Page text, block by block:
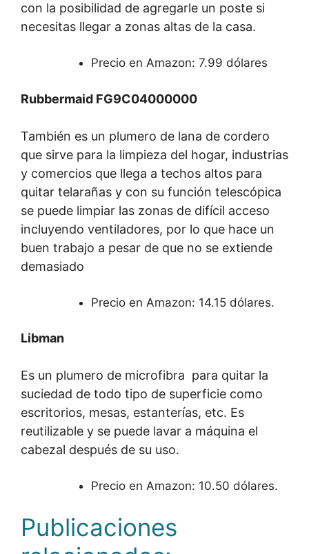
con la posibilidad de agregarle un poste si
necesitas llegar a zonas altas de la casa.
Precio en Amazon: 7.99 dólares
Rubbermaid FG9C04000000
También es un plumero de lana de cordero
que sirve para la limpieza del hogar, industrias
y comercios que llega a techos altos para
quitar telarañas y con su función telescópica
se puede limpiar las zonas de difícil acceso
incluyendo ventiladores, por lo que hace un
buen trabajo a pesar de que no se extiende
demasiado
Precio en Amazon: 14.15 dólares.
Libman
Es un plumero de microfibra para quitar la
suciedad de todo tipo de superficie como
escritorios, mesas, estanterías, etc. Es
reutilizable y se puede lavar a máquina el
cabezal después de su uso.
Precio en Amazon: 10.50 dólares.
Publicaciones